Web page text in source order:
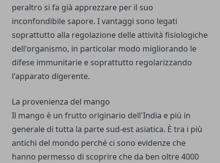
peraltro si fa già apprezzare per il suo
inconfondibile sapore. I vantaggi sono legati
soprattutto alla regolazione delle attività fisiologiche
dell'organismo, in particolar modo migliorando le
difese immunitarie e soprattutto regolarizzando
l'apparato digerente.
La provenienza del mango
Il mango è un frutto originario dell'India e più in
generale di tutta la parte sud-est asiatica. È tra i più
antichi del mondo perché ci sono evidenze che
hanno permesso di scoprire che da ben oltre 4000